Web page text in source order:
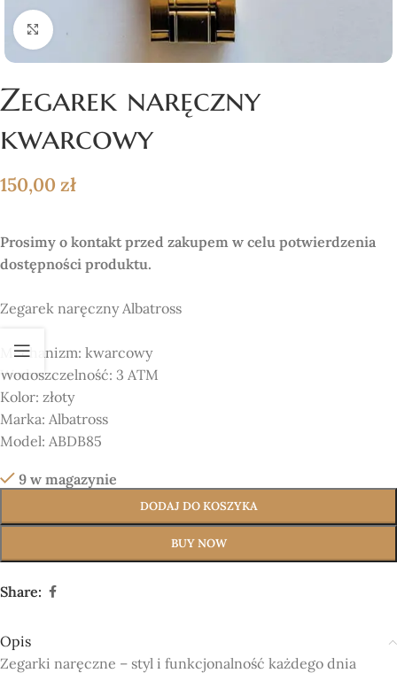
Click to enlarge
Zegarek naręczny
kwarcowy
150,00 zł
Prosimy o kontakt przed zakupem w celu potwierdzenia
dostępności produktu.
Zegarek naręczny Albatross
Mechanizm: kwarcowy
Wodoszczelność: 3 ATM
Kolor: złoty
Marka: Albatross
Model: ABDB85
9 w magazynie
DODAJ DO KOSZYKA
BUY NOW
Share:
Opis
Zegarki naręczne – styl i funkcjonalność każdego dnia